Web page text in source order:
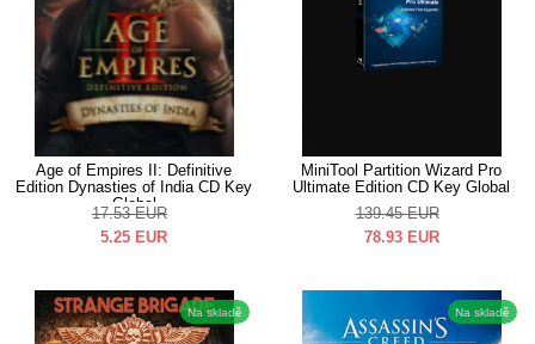
Age of Empires II: Definitive
Edition Dynasties of India CD Key
Global
17.53 EUR
5.25 EUR
MiniTool Partition Wizard Pro
Ultimate Edition CD Key Global
139.45 EUR
78.93 EUR
Na skladě Na skladě